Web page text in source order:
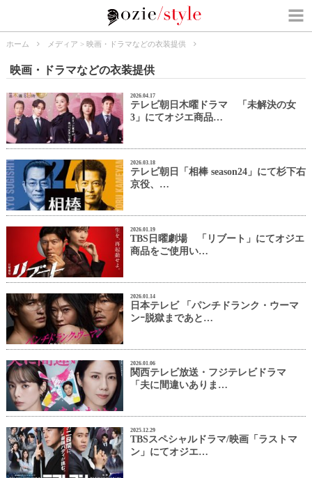
ホーム メディア > 映画・ドラマなどの衣装提供
映画・ドラマなどの衣装提供
2026.04.17
テレビ朝日木曜ドラマ 「未解決の女
3」にてオジエ商品…
2026.03.18
テレビ朝日「相棒 season24」にて杉下右
京役、…
2026.01.19
TBS日曜劇場 「リブート」にてオジエ
商品をご使用い…
2026.01.14
日本テレビ 「パンチドランク・ウーマ
ンｰ脱獄まであと…
2026.01.06
関西テレビ放送・フジテレビドラマ
「夫に間違いありま…
2025.12.29
TBSスペシャルドラマ/映画「ラストマ
ン」にてオジエ…